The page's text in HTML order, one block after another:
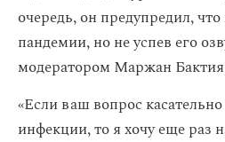
очередь, он предупредил, что
пандемии, но не успев его
модератором Маржан
«Если ваш вопрос
инфекции, то я хочу еще раз